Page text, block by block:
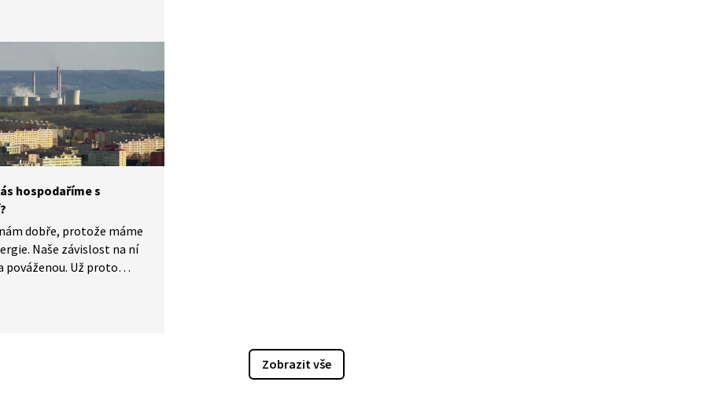
se.
hospodaříme s
dobře, protože máme
Naše závislost na ní
pováženou. Už proto
si názor klimatologa
Zobrazit vše